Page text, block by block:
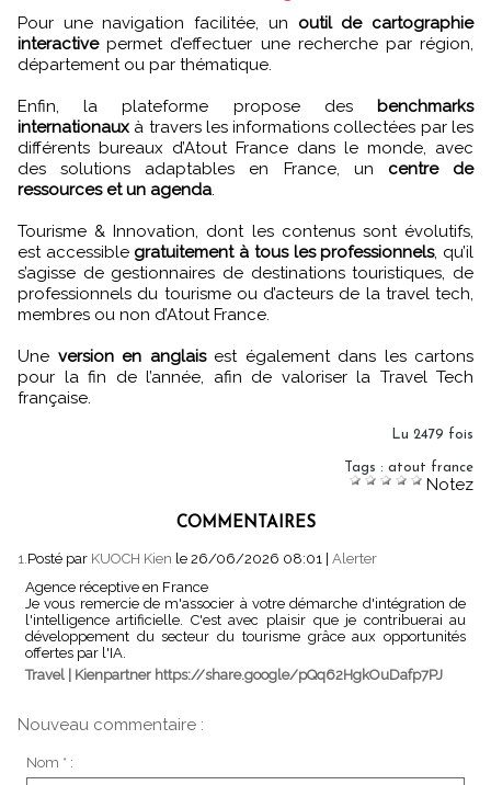
Pour une navigation facilitée, un outil de cartographie
interactivepermet d’effectuer une recherche par région,
département ou par thématique.
Enfin, la plateforme propose des benchmarks
internationaux à travers les informations collectées par les
différents bureaux d’Atout France dans le monde, avec
des solutions adaptables en France, un centre de
ressources et un agenda
Tourisme & Innovation, dont les contenus sont évolutifs,
est accessible gratuitement à tous les professionnels, qu’il
s’agisse de gestionnaires de destinations touristiques, de
professionnels du tourisme ou d’acteurs de la travel tech,
membres ou non d’Atout France.
Une version en anglaisest également dans les cartons
pour la fin de l’année, afin de valoriser la Travel Tech
française.
Lu 2479 fois
Tags : atout france
Notez
COMMENTAIRES
1. Posté par KUOCH Kien le 26/06/2026 08:01 | Alerter
Agence réceptive en France
Je vous remercie de m'associer à votre démarche d'intégration de
l'intelligence artificielle. C'est avec plaisir que je contribuerai au
développement du secteur du tourisme grâce aux opportunités
offertes par l'IA.
Travel | Kienpartner https://share.google/pQq62HgkOuDafp7PJ
Nouveau commentaire :
Nom * :